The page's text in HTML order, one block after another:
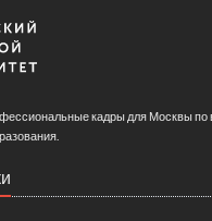
кадры для Москвы по